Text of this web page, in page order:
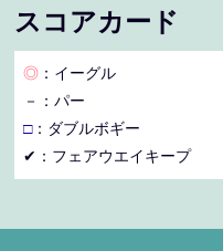
スコアカード
◎ ：イーグル
－
：パー
□：ダブルボギー
✔：フェアウエイキープ